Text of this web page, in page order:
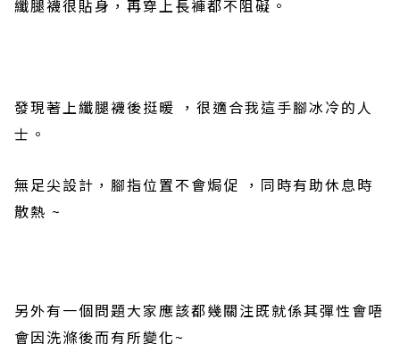
纖腿襪很貼身，再穿上長褲都不阻礙。
發現著上纖腿襪後挺暖 ，很適合我這手腳冰冷的人
士。
無足尖設計，腳指位置不會焗促
，同時有助休息時
散熱 ~
另外有一個問題大家應該都幾關注既就係其彈性會唔
會因洗滌後而有所變化~